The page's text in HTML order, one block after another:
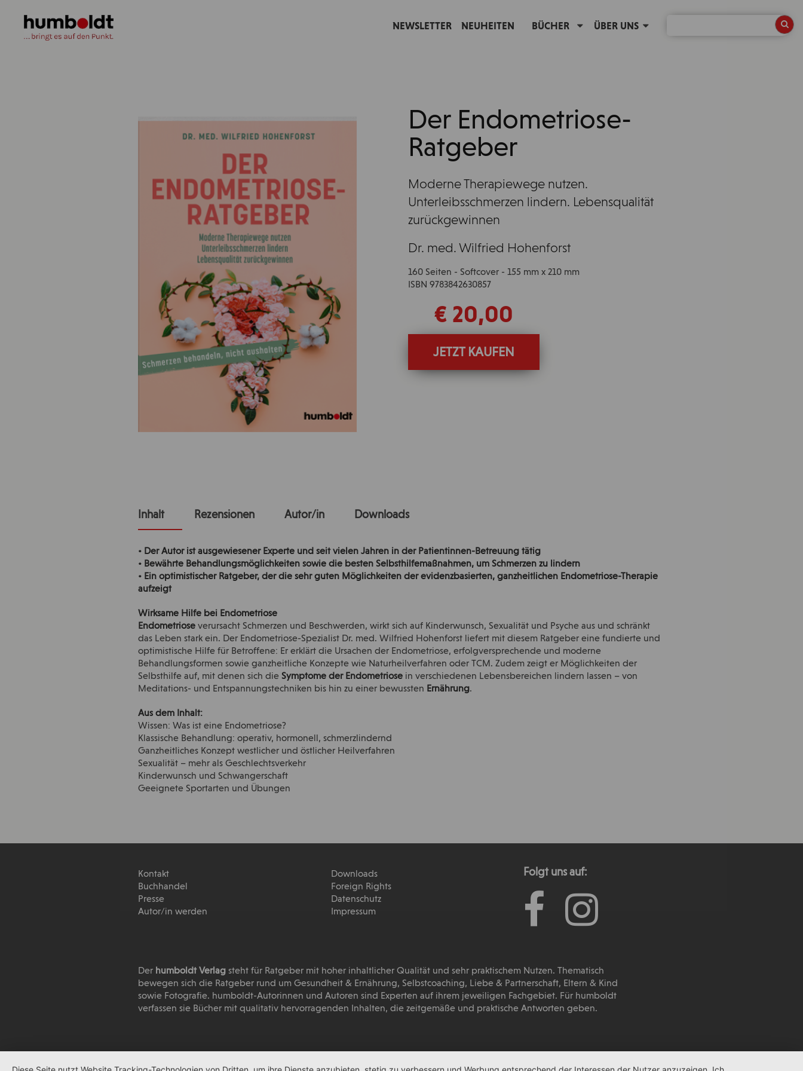
NEWSLETTER NEUHEITEN BÜCHER ÜBER UNS
Der Endometriose-
Ratgeber
Moderne Therapiewege nutzen.
Unterleibsschmerzen lindern. Lebensqualität
zurückgewinnen
Dr. med. Wilfried Hohenforst
160 Seiten - Softcover - 155 mm x 210 mm
ISBN 9783842630857
€ 20,00
JETZT KAUFEN
Inhalt Rezensionen Autor/in Downloads
• Der Autor ist ausgewiesener Experte und seit vielen Jahren in der Patientinnen-Betreuung tätig
• Bewährte Behandlungsmöglichkeiten sowie die besten Selbsthilfemaßnahmen, um Schmerzen zu lindern
• Ein optimistischer Ratgeber, der die sehr guten Möglichkeiten der evidenzbasierten, ganzheitlichen Endometriose-Therapie
aufzeigt
Wirksame Hilfe bei Endometriose
Endometriose verursacht Schmerzen und Beschwerden, wirkt sich auf Kinderwunsch, Sexualität und Psyche aus und schränkt
das Leben stark ein. Der Endometriose-Spezialist Dr. med. Wilfried Hohenforst liefert mit diesem Ratgeber eine fundierte und
optimistische Hilfe für Betroffene: Er erklärt die Ursachen der Endometriose, erfolgversprechende und moderne
Behandlungsformen sowie ganzheitliche Konzepte wie Naturheilverfahren oder TCM. Zudem zeigt er Möglichkeiten der
Selbsthilfe auf, mit denen sich die Symptome der Endometriose in verschiedenen Lebensbereichen lindern lassen – von
Meditations- und Entspannungstechniken bis hin zu einer bewussten Ernährung.
Aus dem Inhalt:
Wissen: Was ist eine Endometriose?
Klassische Behandlung: operativ, hormonell, schmerzlindernd
Ganzheitliches Konzept westlicher und östlicher Heilverfahren
Sexualität – mehr als Geschlechtsverkehr
Kinderwunsch und Schwangerschaft
Geeignete Sportarten und Übungen
Folgt uns auf:
Kontakt
Buchhandel
Presse
Autor/in werden
Downloads
Foreign Rights
Datenschutz
Impressum
Der humboldt Verlag steht für Ratgeber mit hoher inhaltlicher Qualität und sehr praktischem Nutzen. Thematisch
bewegen sich die Ratgeber rund um Gesundheit & Ernährung, Selbstcoaching, Liebe & Partnerschaft, Eltern & Kind
sowie Fotografie. humboldt-Autorinnen und Autoren sind Experten auf ihrem jeweiligen Fachgebiet. Für humboldt
verfassen sie Bücher mit qualitativ hervorragenden Inhalten, die zeitgemäße und praktische Antworten geben.